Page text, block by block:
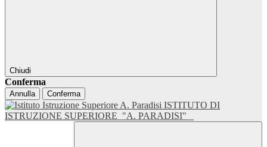
Chiudi
Conferma
Annulla Conferma
ISTITUTO DI
ISTRUZIONE SUPERIORE "A. PARADISI"